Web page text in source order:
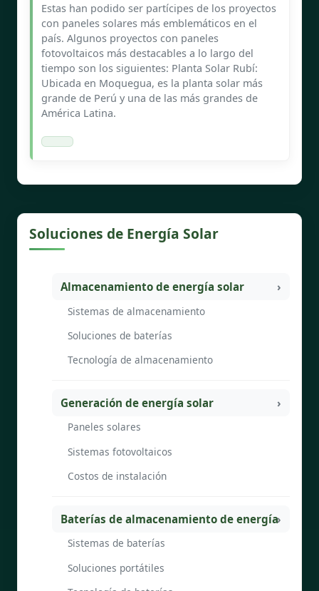
Estas han podido ser partícipes de los proyectos
con paneles solares más emblemáticos en el
país. Algunos proyectos con paneles
fotovoltaicos más destacables a lo largo del
tiempo son los siguientes: Planta Solar Rubí:
Ubicada en Moquegua, es la planta solar más
grande de Perú y una de las más grandes de
América Latina.
Soluciones de Energía Solar
Almacenamiento de energía solar
Sistemas de almacenamiento
Soluciones de baterías
Tecnología de almacenamiento
Generación de energía solar
Paneles solares
Sistemas fotovoltaicos
Costos de instalación
Baterías de almacenamiento de energía
Sistemas de baterías
Soluciones portátiles